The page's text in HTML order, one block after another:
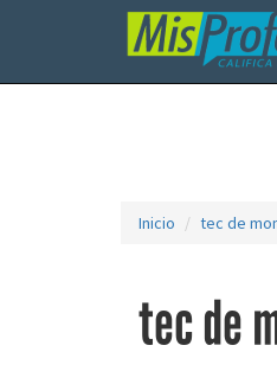
Inicio tec de
tec de